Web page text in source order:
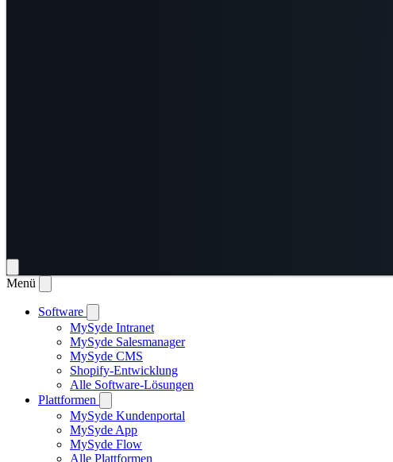
Menü
Software
MySyde Intranet
MySyde Salesmanager
MySyde CMS
Shopify-Entwicklung
Alle Software-Lösungen
Plattformen
MySyde Kundenportal
MySyde App
MySyde Flow
Alle Plattformen